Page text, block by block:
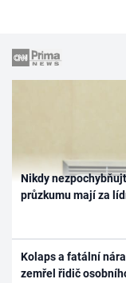
Nikdy
průzkumu mají za
Kolaps a fatální
zemřel řidič